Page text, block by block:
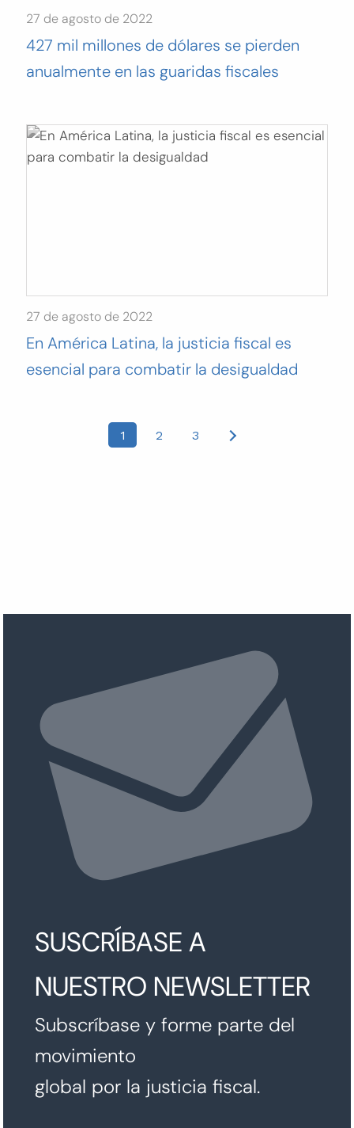
27 de agosto de 2022
427 mil millones de dólares se pierden
anualmente en las guaridas fiscales
27 de agosto de 2022
En América Latina, la justicia fiscal es
esencial para combatir la desigualdad
1 2 3
SUSCRÍBASE A
NUESTRO NEWSLETTER
Subscríbase y forme parte del
movimiento
global por la justicia fiscal.